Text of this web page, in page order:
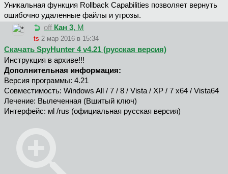
Уникальная функция Rollback Capabilities позволяет вернуть
ошибочно удаленные файлы и угрозы.
off Кан 3, М
ts 2 мар 2016 в 15:34
Скачать SpyHunter 4 v4.21 (русская версия)
Инструкция в архиве!!!
Дополнительная информация:
Версия программы: 4.21
Совместимость: Windows All / 7 / 8 / Vista / XP / 7 x64 / Vista64
Лечение: Вылеченная (Вшитый ключ)
Интерфейс: мl /rus (официальная русская версия)